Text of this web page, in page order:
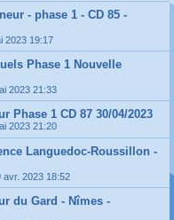
- phase 1 - CD 85 -
2023 19:17
Phase 1 Nouvelle
2023 21:33
Phase 1 CD 87 30/04/2023
2023 21:20
Languedoc-Roussillon -
avr. 2023 18:52
du Gard - Nîmes -